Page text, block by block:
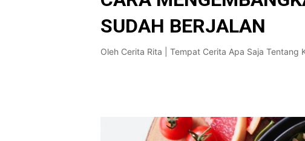
SUDAH BERJALAN
Oleh Cerita Rita | Tempat Cerita Apa Saja Tentang